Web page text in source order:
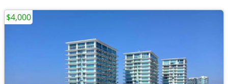
$4,000